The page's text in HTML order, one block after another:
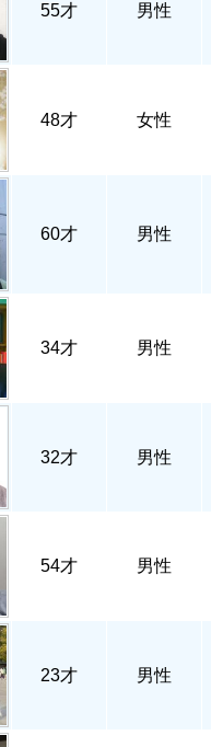
55才 男性
48才 女性
60才 男性
34才 男性
32才 男性
54才 男性
23才 男性